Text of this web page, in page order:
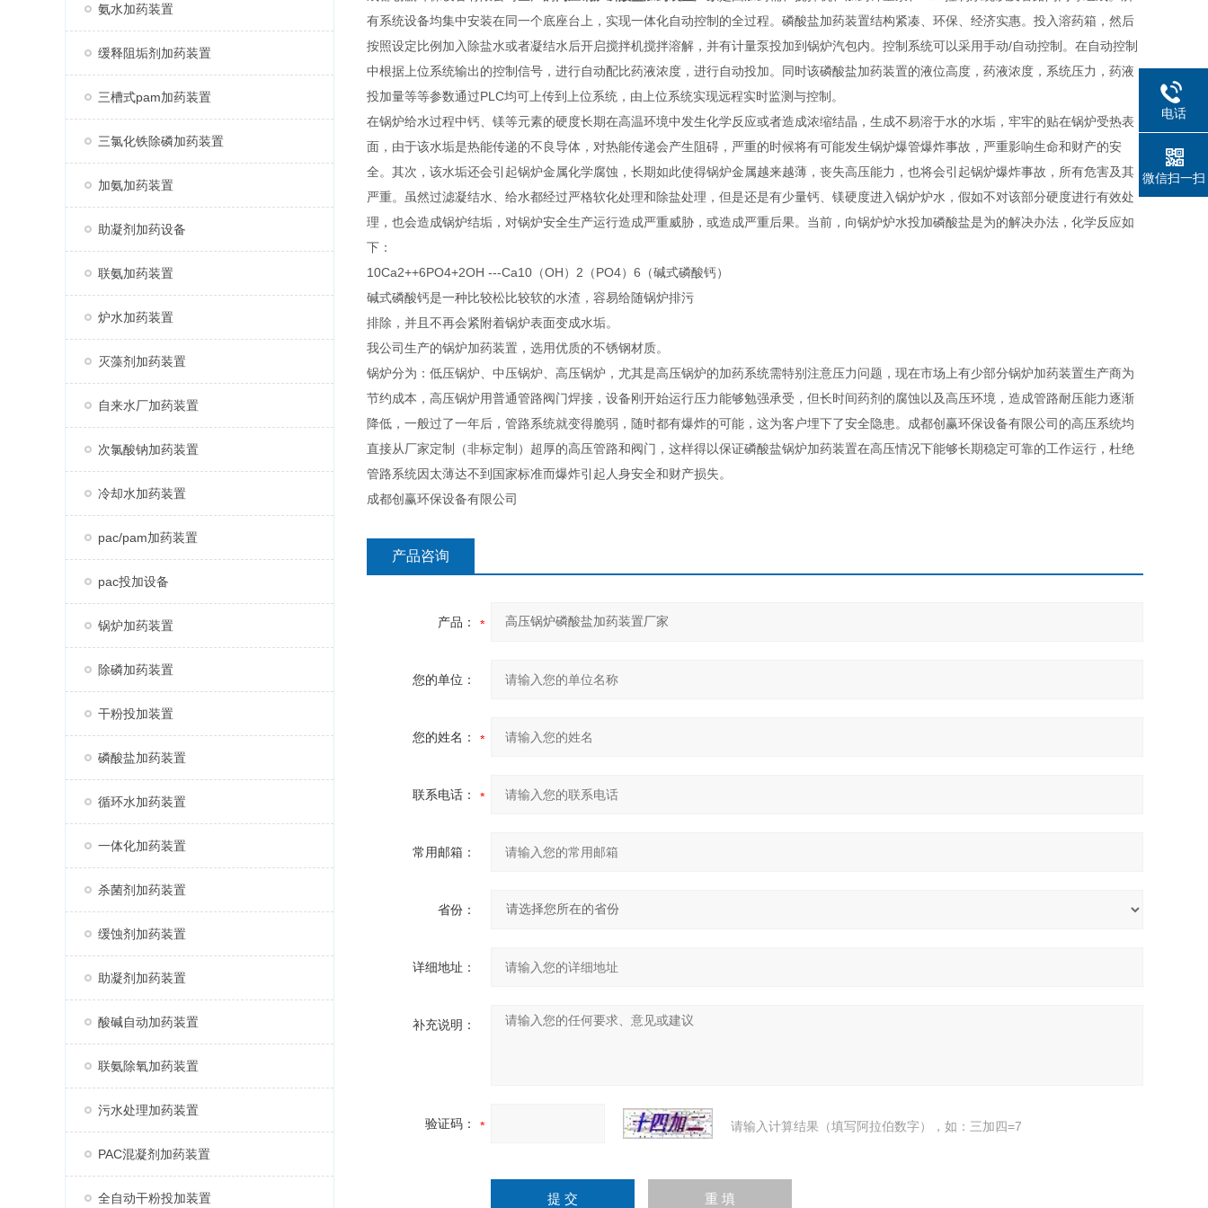
氨水加药装置
缓释阻垢剂加药装置
三槽式pam加药装置
三氯化铁除磷加药装置
加氨加药装置
助凝剂加药设备
联氨加药装置
炉水加药装置
灭藻剂加药装置
自来水厂加药装置
次氯酸钠加药装置
冷却水加药装置
pac/pam加药装置
pac投加设备
锅炉加药装置
除磷加药装置
干粉投加装置
磷酸盐加药装置
循环水加药装置
一体化加药装置
杀菌剂加药装置
缓蚀剂加药装置
助凝剂加药装置
酸碱自动加药装置
联氨除氧加药装置
污水处理加药装置
PAC混凝剂加药装置
全自动干粉投加装置
有系统设备均集中安装在同一个底座台上，实现一体化自动控制的全过程。磷酸盐加药装置结构紧凑、环保、经济实惠。 投入溶药箱，然后
按照设定比例加入除盐水或者凝结水后开启搅拌机搅拌溶解，并有计量泵投加到锅炉汽包内。控制系统可以采用手动/自动控制。在自动控制
中根据上位系统输出的控制信号，进行自动配比药液浓度，进行自动投加。同时该磷酸盐加药装置的液位高度，药液浓度，系统压力，药液
投加量等等参数通过PLC均可上传到上位系统，由上位系统实现远程实时监测与控制。
在锅炉给水过程中钙、镁等元素的硬度长期在高温环境中发生化学反应或者造成浓缩结晶，生成不易溶于水的水垢，牢牢的贴在锅炉受热表
面，由于该水垢是热能传递的不良导体，对热能传递会产生阻碍，严重的时候将有可能发生锅炉爆管爆炸事故，严重影响生命和财产的安
全。其次，该水垢还会引起锅炉金属化学腐蚀，长期如此使得锅炉金属越来越薄，丧失高压能力，也将会引起锅炉爆炸事故，所有危害及其
严重。虽然过滤凝结水、给水都经过严格软化处理和除盐处理，但是还是有少量钙、镁硬度进入锅炉炉水，假如不对该部分硬度进行有效处
理，也会造成锅炉结垢，对锅炉安全生产运行造成严重威胁，或造成严重后果。当前，向锅炉炉水投加磷酸盐是为的解决办法，化学反应如
下：
10Ca2++6PO4+2OH ---Ca10（OH）2（PO4）6（碱式磷酸钙）
碱式磷酸钙是一种比较松比较软的水渣，容易给随锅炉排污
排除，并且不再会紧附着锅炉表面变成水垢。
我公司生产的锅炉加药装置，选用优质的不锈钢材质。
锅炉分为：低压锅炉、中压锅炉、高压锅炉，尤其是高压锅炉的加药系统需特别注意压力问题，现在市场上有少部分锅炉加药装置生产商为
节约成本，高压锅炉用普通管路阀门焊接，设备刚开始运行压力能够勉强承受，但长时间药剂的腐蚀以及高压环境，造成管路耐压能力逐渐
降低，一般过了一年后，管路系统就变得脆弱，随时都有爆炸的可能，这为客户埋下了安全隐患。成都创赢环保设备有限公司的高压系统均
直接从厂家定制（非标定制）超厚的高压管路和阀门，这样得以保证磷酸盐锅炉加药装置在高压情况下能够长期稳定可靠的工作运行，杜绝
管路系统因太薄达不到国家标准而爆炸引起人身安全和财产损失。
成都创赢环保设备有限公司
产品咨询
产品：
您的单位：
您的姓名：
联系电话：
常用邮箱：
省份：
详细地址：
补充说明：
验证码： 请输入计算结果（填写阿拉伯数字），如：三加四=7
电话
微信扫一扫